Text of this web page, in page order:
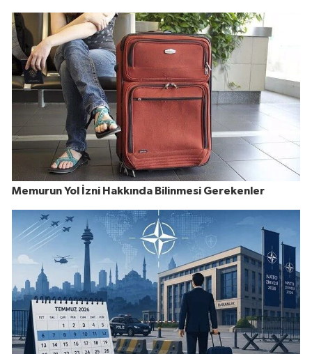
Memurun Yol İzni Hakkında Bilinmesi Gerekenler